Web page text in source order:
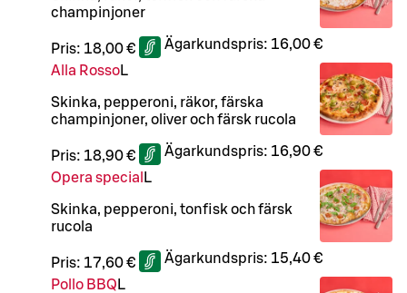
champinjoner
Pris: 18,00 € Ägarkundspris: 16,00 €
Alla RossoL
Skinka, pepperoni, räkor, färska
champinjoner, oliver och färsk rucola
Pris: 18,90 € Ägarkundspris: 16,90 €
Opera special L
Skinka, pepperoni, tonfisk och färsk
rucola
Pris: 17,60 € Ägarkundspris: 15,40 €
Pollo BBQ L